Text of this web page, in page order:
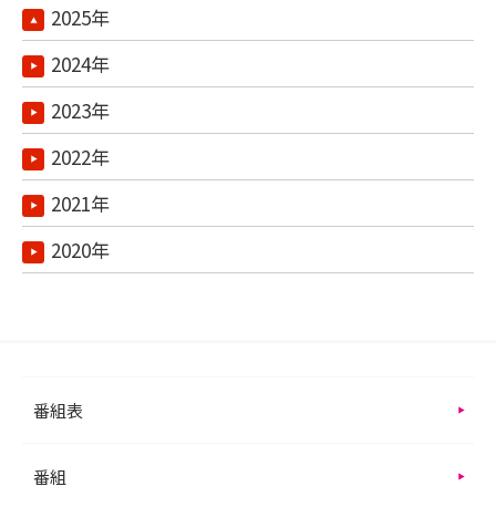
2025年
2024年
2023年
2022年
2021年
2020年
番組表
番組